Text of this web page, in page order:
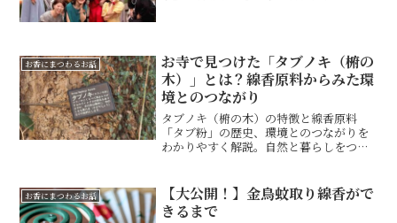
香アカデミーを立ち...
お香にまつわるお話
お寺で見つけた「タブノキ（椨の
木）」とは？線香原料からみた環
境とのつながり
タブノキ（椨の木）の特徴と線香原料
「タブ粉」の歴史、環境とのつながりを
わかりやすく解説。自然と暮らしをつな
お香にまつわるお話
【大公開！】金鳥蚊取り線香がで
きるまで